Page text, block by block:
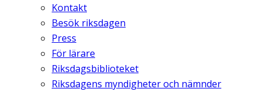
Kontakt
Besök riksdagen
Press
För lärare
Riksdagsbiblioteket
Riksdagens myndigheter och nämnder